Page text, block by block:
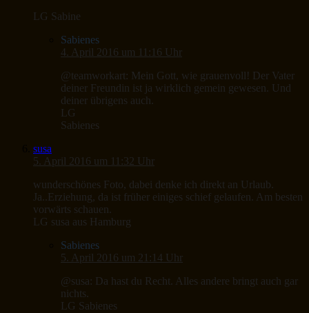
LG Sabine
Sabienes
4. April 2016 um 11:16 Uhr
@teamworkart: Mein Gott, wie grauenvoll! Der Vater
deiner Freundin ist ja wirklich gemein gewesen. Und
deiner übrigens auch.
LG
Sabienes
susa
5. April 2016 um 11:32 Uhr
wunderschönes Foto, dabei denke ich direkt an Urlaub.
Ja..Erziehung, da ist früher einiges schief gelaufen. Am besten
vorwärts schauen.
LG susa aus Hamburg
Sabienes
5. April 2016 um 21:14 Uhr
@susa: Da hast du Recht. Alles andere bringt auch gar
nichts.
LG Sabienes